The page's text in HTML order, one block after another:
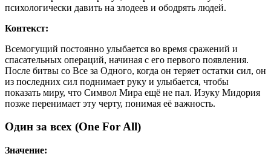
психологически давить на злодеев и ободрять людей.
Контекст:
Всемогущий постоянно улыбается во время сражений и
спасательных операций, начиная с его первого появления.
После битвы со Все за Одного, когда он теряет остатки сил, он
из последних сил поднимает руку и улыбается, чтобы
показать миру, что Символ Мира ещё не пал. Изуку Мидория
позже перенимает эту черту, понимая её важность.
Один за всех (One For All)
Значение: